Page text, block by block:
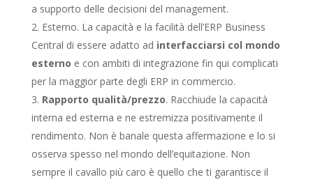
a supporto delle decisioni del management.
Esterno. La capacità e la facilità dell’ERP Business
Central di essere adatto ad interfacciarsi col mondo
esterno e con ambiti di integrazione fin qui complicati
per la maggior parte degli ERP in commercio.
Rapporto qualità/prezzo. Racchiude la capacità
interna ed esterna e ne estremizza positivamente il
rendimento. Non è banale questa affermazione e lo si
osserva spesso nel mondo dell’equitazione. Non
sempre il cavallo più caro è quello che ti garantisce il